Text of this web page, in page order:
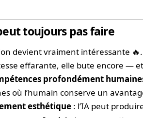
toujours pas faire
devient vraiment intéressante
effarante, elle bute encore —
profondément
où l’humain conserve un
esthétique : l’IA peut